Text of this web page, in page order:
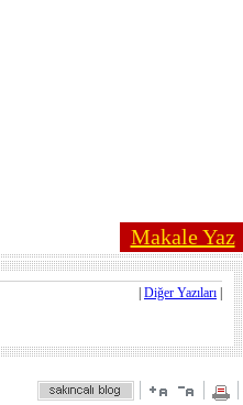
Makale Yaz
Diğer Yazıları